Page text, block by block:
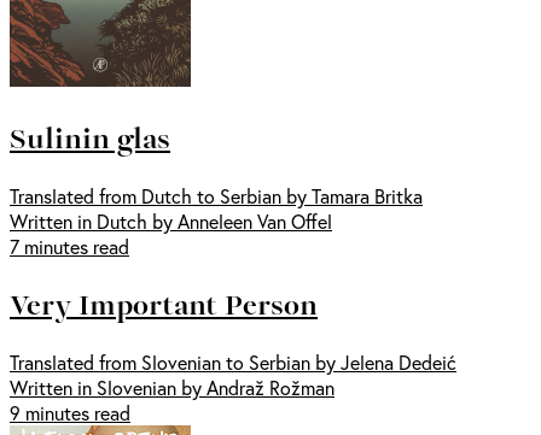
Sulinin glas
Translated from Dutch to Serbian by Tamara Britka
Written in Dutch by Anneleen Van Offel
7 minutes read
Very Important Person
Translated from Slovenian to Serbian by Jelena Dedeić
Written in Slovenian by Andraž Rožman
9 minutes read